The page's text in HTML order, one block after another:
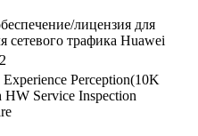
лицензия для
сетевого трафика Huawei
Experience Perception(10K
HW Service Inspection